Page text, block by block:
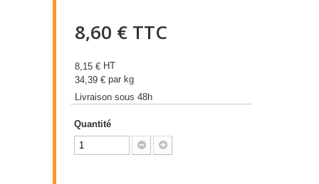
8,60 € TTC
8,15 € HT
34,39 € par kg
Livraison sous 48h
Quantité